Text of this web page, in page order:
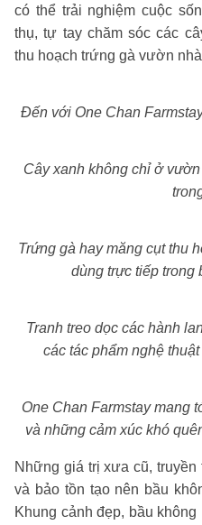
có thể trải nghiệm cuộc
thụ, tự tay chăm sóc các
thu hoạch trứng gà vườn
Đến với One Chan
Cây xanh không chỉ ở
Trứng gà hay măng cụt thu
dùng trực tiếp trong
Tranh treo dọc các hành
các tác phẩm nghệ
One Chan Farmstay mang
và những cảm xúc khó
Những giá trị xưa cũ,
và bảo tồn tạo nên bầu
Khung cảnh đẹp, bầu